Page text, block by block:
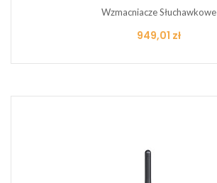
Wzmacniacze Słuchawkowe
Cena
949,01 zł